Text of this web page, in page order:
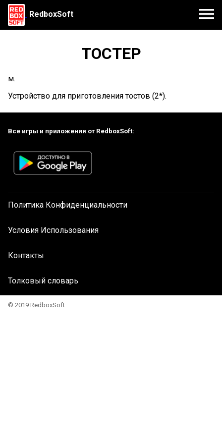
RedboxSoft
ТОСТЕР
м.
Устройство для приготовления тостов (2*).
Все игры и приложения от RedboxSoft:
Политика Конфиденциальности
Условия Использования
Контакты
Толковый словарь
© 2019 RedboxSoft